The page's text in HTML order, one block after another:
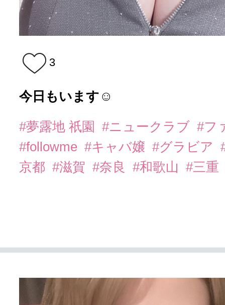
3
今日もいます☺︎
#夢露地 祇園 #ニュークラブ #フ
#followme #キャバ嬢 #グラビア
京都 #滋賀 #奈良 #和歌山 #三重